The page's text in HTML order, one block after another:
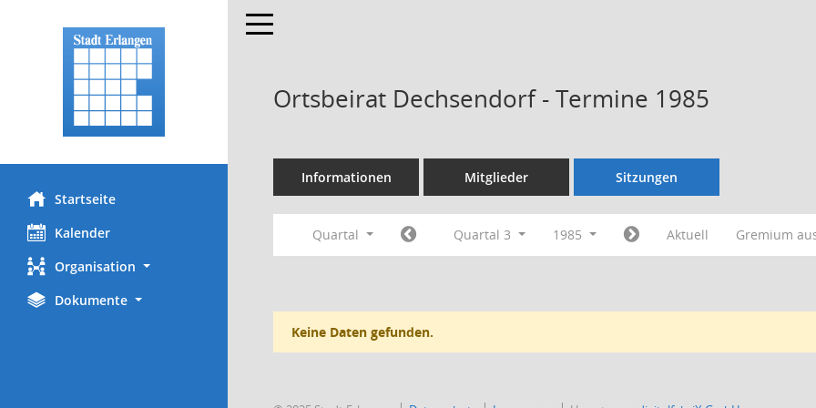
Startseite
Kalender
Organisation
Dokumente
Toggle navigation
Ortsbeirat Dechsendorf - Termine 1985
Informationen Mitglieder Sitzungen
Quartal Quartal 3 1985 Aktuell Gremium
Keine Daten gefunden.